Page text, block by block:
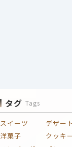
タグ Tags
スイーツ デザート
洋菓子
クッキ